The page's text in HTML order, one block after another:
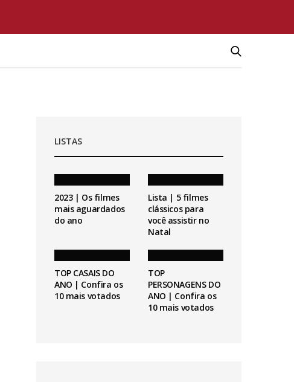
LISTAS
2023 | Os filmes
mais aguardados
do ano
Lista | 5 filmes
clássicos para
você assistir no
Natal
TOP CASAIS DO
ANO | Confira os
10 mais votados
TOP
PERSONAGENS DO
ANO | Confira os
10 mais votados